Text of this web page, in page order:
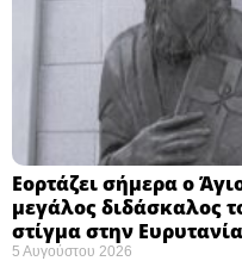
Εορτάζει σήμερα ο
μεγάλος διδάσκαλος
στίγμα στην Ευρυτανία
5 Αυγούστου 2026